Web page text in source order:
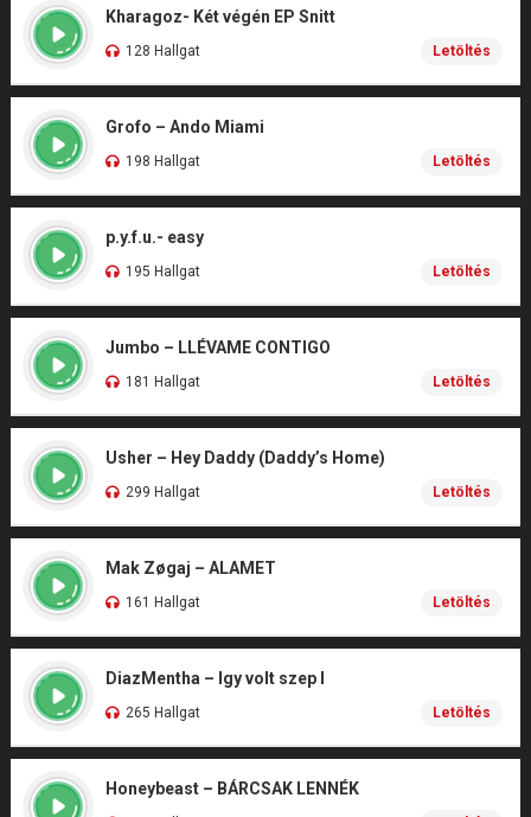
Kharagoz- Két végén EP Snitt
128 Hallgat Letöltés
Grofo – Ando Miami
198 Hallgat Letöltés
p.y.f.u.- easy
195 Hallgat Letöltés
Jumbo – LLÉVAME CONTIGO
181 Hallgat Letöltés
Usher – Hey Daddy (Daddy’s Home)
299 Hallgat Letöltés
Mak Zøgaj – ALAMET
161 Hallgat Letöltés
DiazMentha – Igy volt szep I
265 Hallgat Letöltés
Honeybeast – BÁRCSAK LENNÉK